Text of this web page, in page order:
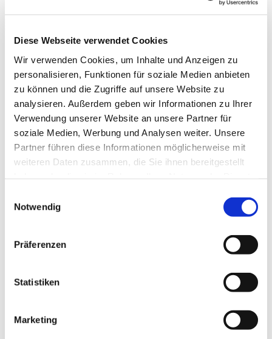
Diese Webseite verwendet Cookies
Wir verwenden Cookies, um Inhalte und Anzeigen zu
personalisieren, Funktionen für soziale Medien anbieten
zu können und die Zugriffe auf unsere Website zu
analysieren. Außerdem geben wir Informationen zu Ihrer
Verwendung unserer Website an unsere Partner für
soziale Medien, Werbung und Analysen weiter. Unsere
Partner führen diese Informationen möglicherweise mit
weiteren Daten zusammen, die Sie ihnen bereitgestellt
Notwendig
Präferenzen
Statistiken
Marketing
Dies könnte Sie auch
interessieren